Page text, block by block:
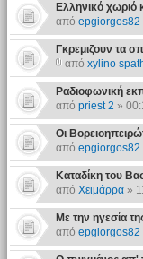
Ελληνικό χωριό
από epgiorgos82
Γκρεμιζουν τα
από xylino
Ραδιοφωνική
από priest 2 »
Οι
από epgiorgos82
Καταδίκη του
από Χειμάρρα»
Με την ηγεσία
από epgiorgos82